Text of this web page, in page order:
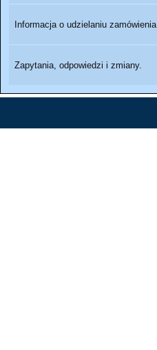
Informacja o udzielaniu zamówienia.
Zapytania, odpowiedzi i zmiany.